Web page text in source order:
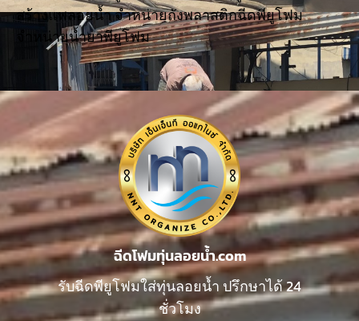
สร้างแพลอยน้ำ จำหน่ายถังพลาสติกฉีดพียูโฟม
จำหน่ายน้ำยาพียูโฟม
ฉีดโฟมทุ่นลอยน้ำ.com
รับฉีดพียูโฟมใส่ทุ่นลอยน้ำ ปรึกษาได้ 24
ชั่วโมง